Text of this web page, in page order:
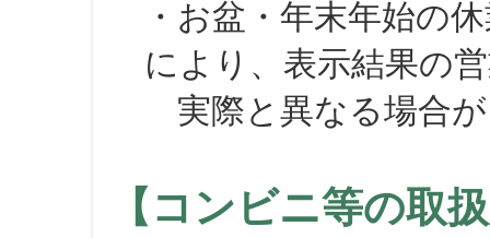
・お盆・年末年始の
により、表示結果の
実際と異なる場合が
【コンビニ等の取